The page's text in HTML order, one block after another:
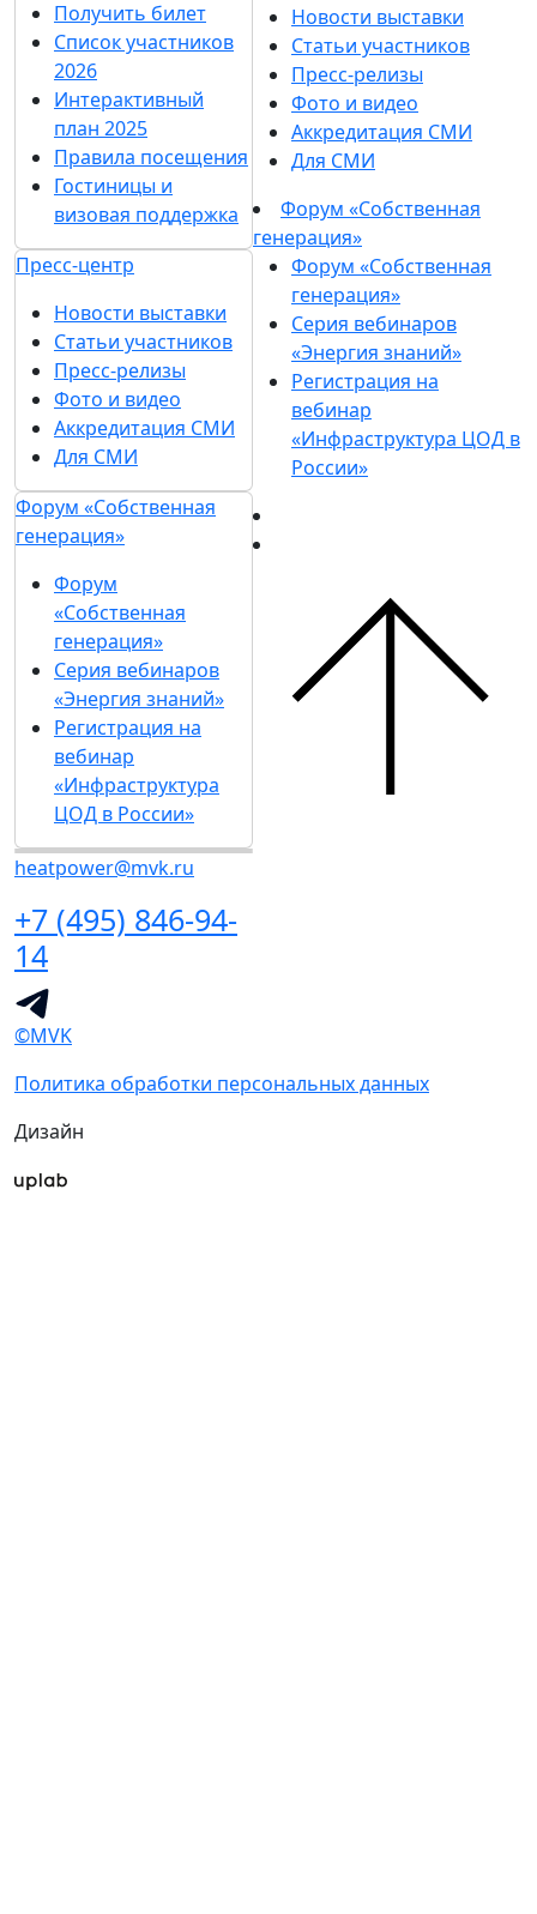
Получить билет
Список участников
2026
Интерактивный
план 2025
Правила посещения
Гостиницы и
визовая поддержка
Пресс-центр
Новости выставки
Статьи участников
Пресс-релизы
Фото и видео
Аккредитация СМИ
Для СМИ
Форум «Собственная
генерация»
Форум
«Собственная
генерация»
Серия вебинаров
«Энергия знаний»
Регистрация на
вебинар
«Инфраструктура
ЦОД в России»
heatpower@mvk.ru
+7 (495) 846-94-
14
Новости выставки
Статьи участников
Пресс-релизы
Фото и видео
Аккредитация СМИ
Для СМИ
Форум «Собственная
генерация»
Форум «Собственная
генерация»
Серия вебинаров
«Энергия знаний»
Регистрация на
вебинар
«Инфраструктура ЦОД в
России»
©MVK
Политика обработки персональных данных
Дизайн